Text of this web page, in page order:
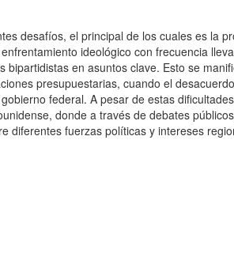
desafíos, el principal de los cuales es la
ideológico con frecuencia
bipartidistas en asuntos clave. Esto se
presupuestarias, cuando el
federal. A pesar de estas
donde a través de debates
diferentes fuerzas políticas y intereses